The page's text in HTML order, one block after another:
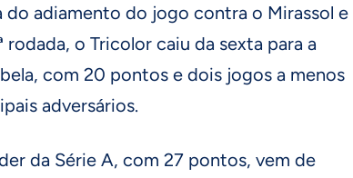
do adiamento do jogo contra o Mirassol e
rodada, o Tricolor caiu da sexta para a
com 20 pontos e dois jogos a menos
adversários.
da Série A, com 27 pontos, vem de